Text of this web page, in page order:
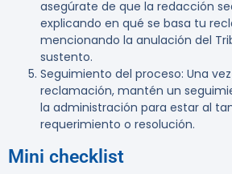
asegúrate de que la redacción
explicando en qué se basa tu
mencionando la anulación del
sustento.
Seguimiento del proceso: Una
reclamación, mantén un
la administración para estar al
requerimiento o resolución.
Mini checklist